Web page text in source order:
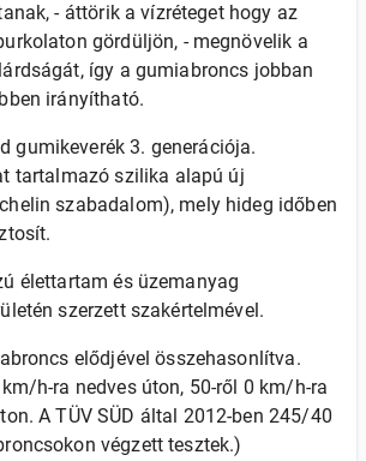
- áttörik a vízréteget hogy az
gördüljön, - megnövelik a
így a gumiabroncs jobban
irányítható.
gumikeverék 3. generációja.
tartalmazó szilika alapú új
szabadalom), mely hideg időben
élettartam és üzemanyag
szerzett szakértelmével.
elődjével összehasonlítva.
h-ra nedves úton, 50-ről 0 km/h-ra
A TÜV SÜD által 2012-ben 245/40
végzett tesztek.)